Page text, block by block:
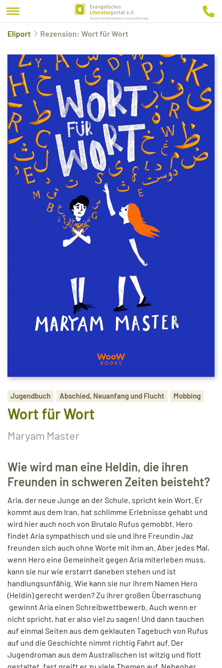
Eliport Rezension: Wort für Wort
Jugendbuch Abschied, Neuanfang und Flucht Mobbing
Wort für Wort
Maryam Master
Wie wird man eine Heldin, die ihren
Freunden in schweren Zeiten beisteht?
Aria, der neue Junge an der Schule, spricht kein Wort. Er
kommt aus dem Iran, hat schlimme Erlebnisse gehabt und
wird hier auch noch von Brutalo Rufus gemobbt. Hero
findet Aria sympathisch und sie und ihre Freundin Jaz
freunden sich auch ohne Worte mit ihm an. Aber jedes Mal,
wenn Hero eine Gemeinheit gegen Aria miterleben muss,
kann sie nur wie erstarrt daneben stehen und ist
handlungsunfähig. Wie kann sie nur ihrem Namen Hero
(Heldin) gerecht werden? Zu ihrer großen Überraschung
gewinnt Aria einen Schreibwettbewerb. Auch wenn er
nicht spricht, hat er also viel zu sagen! Und dann tauchen
auf einmal Seiten aus dem geklauten Tagebuch von Rufus
auf und die Geschichte nimmt richtig Fahrt auf. Der
Jugendroman aus dem Australischen ist witzig und flott
gestaltet, fast greift er zu viele Themen auf. Nebenher